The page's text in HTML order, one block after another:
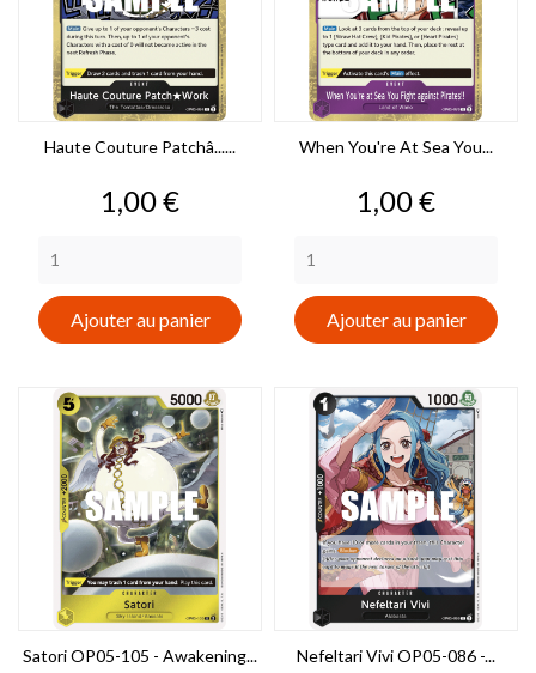
Haute Couture Patchâ......
Prix
1,00 €
Ajouter au panier
When You're At Sea You...
Prix
1,00 €
Ajouter au panier
Satori OP05-105 - Awakening... Nefeltari Vivi OP05-086 -...